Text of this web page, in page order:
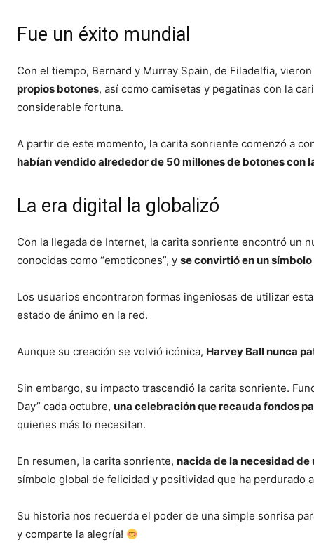
Fue un éxito mundial
Con el tiempo, Bernard y Murray Spain, de Filadelfia,
propios botones, así como camisetas y pegatinas con la
considerable fortuna.
A partir de este momento, la carita sonriente comenzó a
habían vendido alrededor de 50 millones de botones con
La era digital la globalizó
Con la llegada de Internet, la carita sonriente encontró un
conocidas como “emoticones”, y se convirtió en un
Los usuarios encontraron formas ingeniosas de utilizar
estado de ánimo en la red.
Aunque su creación se volvió icónica, Harvey Ball nunca
Sin embargo, su impacto trascendió la carita sonriente.
Day” cada octubre, una celebración que recauda fondos
quienes más lo necesitan.
En resumen, la carita sonriente, nacida de la necesidad de
símbolo global de felicidad y positividad que ha perdurado
Su historia nos recuerda el poder de una simple sonrisa
y comparte la alegría!